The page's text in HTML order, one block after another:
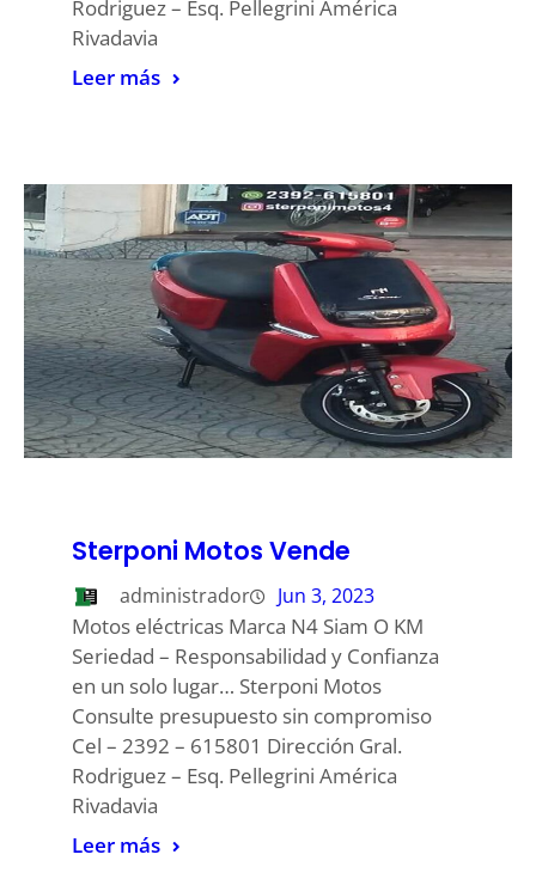
Rodriguez – Esq. Pellegrini América
Rivadavia
Leer más
Sterponi Motos Vende
administrador Jun 3, 2023
Motos eléctricas Marca N4 Siam O KM
Seriedad – Responsabilidad y Confianza
en un solo lugar… Sterponi Motos
Consulte presupuesto sin compromiso
Cel – 2392 – 615801 Dirección Gral.
Rodriguez – Esq. Pellegrini América
Rivadavia
Leer más